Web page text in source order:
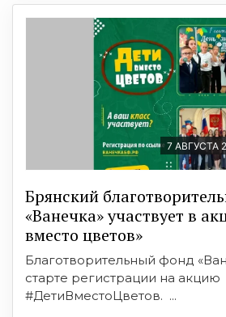
7 АВГУСТА
Брянский
«Ванечка» участвует в
вместо цветов»
Благотворительный фонд
старте регистрации на акцию
#ДетиВместоЦветов. ...